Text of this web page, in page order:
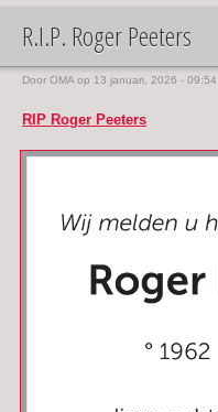
R.I.P. Roger Peeters
Door OMA op 13 januari, 2026 - 09:54
RIP Roger Peeters